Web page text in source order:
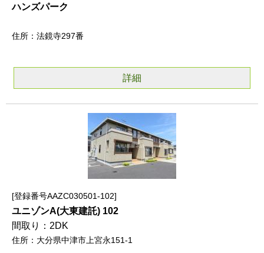
ハンズパーク
法鏡寺297番
詳細
登録番号AAZC030501-102
ユニゾンA(大東建託) 102
2DK
大分県中津市上宮永151-1